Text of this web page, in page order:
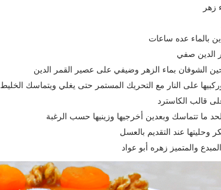
زهر
بالماء عده ساعات
الدين صفي
الشوفان بماء الزهر وضيفي على عصير القمر الدين
على النار مع التحريك المستمر حتى يغلي ويتماسك الخليط
قالب الكاسترد
لحد ما تتماسك وبعدين أخرجيها وزينيها حسب الرغبة
وحليتها عند التقديم بالعسل
والمتميز زهره أبو عواد